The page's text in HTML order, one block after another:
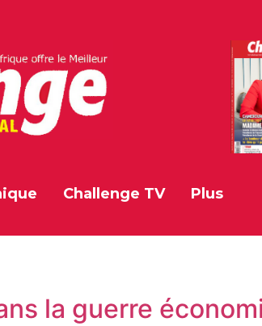
Challenge TV Plus
la guerre